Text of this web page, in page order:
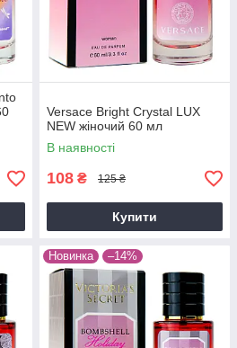
Versace Bright Crystal LUX
NEW жіночий 60 мл
В наявності
108 ₴ 125 ₴
Купити
Новинка –14%